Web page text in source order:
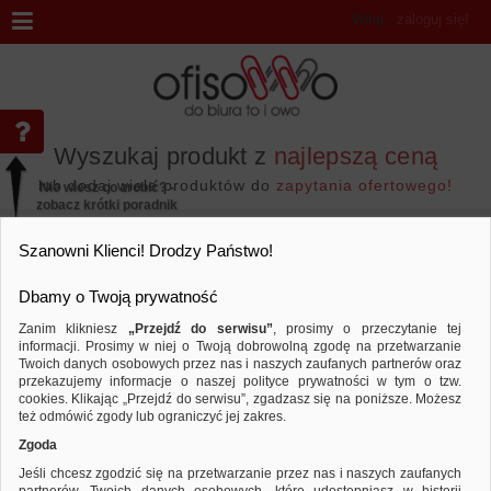
Wyszukaj produkt z najlepszą ceną
lub dodaj wiele produktów do zapytania ofertowego!
Witaj ,
Marka DONAU
Porównaj Sortuj według
Nie wiesz co zrobić? -
zobacz krótki poradnik
Szanowni Klienci! Drodzy Państwo!
Dbamy o Twoją prywatność
Zanim klikniesz „Przejdź do serwisu”, prosimy o przeczytanie tej
informacji. Prosimy w niej o Twoją dobrowolną zgodę na przetwarzanie
Twoich danych osobowych przez nas i naszych zaufanych partnerów oraz
przekazujemy informacje o naszej polityce prywatności w tym o tzw.
cookies. Klikając „Przejdź do serwisu”, zgadzasz się na poniższe. Możesz
też odmówić zgody lub ograniczyć jej zakres.
Zgoda
Jeśli chcesz zgodzić się na przetwarzanie przez nas i naszych zaufanych